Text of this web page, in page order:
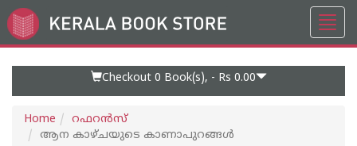
Go
to
Checkout 0 Book(s), - Rs 0.00
Home
റഫറന്‍സ്
ആന കാഴ്ചയുടെ കാണാപുറങ്ങള്‍